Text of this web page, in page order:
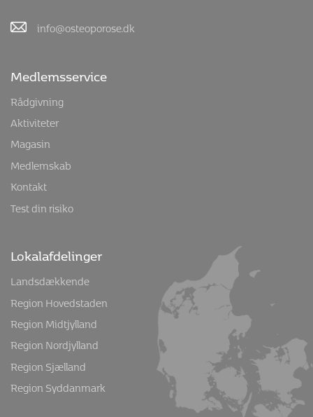
Osteoporoseforeningen - landsforeningen mod
Park Allé 5, 1. tv.
8000 Aarhus C
Mandag og onsdag kl. 9-13.30, tirsdag kl. 8-13 og torsdag
kl. 13-18
info@osteoporose.dk
Medlemsservice
Rådgivning
Aktiviteter
Magasin
Medlemskab
Kontakt
Test din risiko